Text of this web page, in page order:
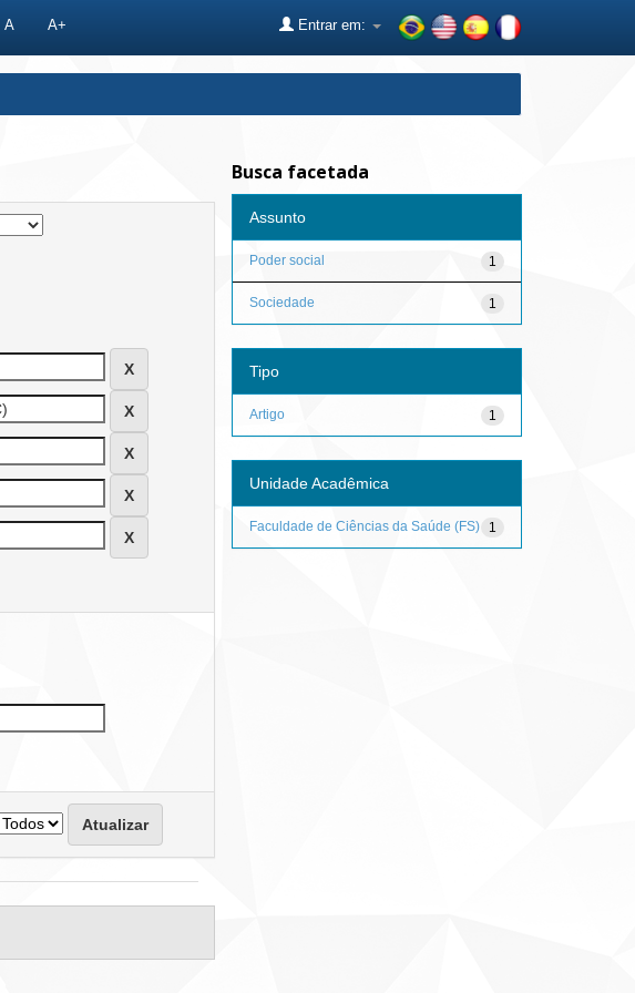
A A+ Entrar em:
Busca facetada
Assunto
1
Poder social
1
Sociedade
Tipo
1
Artigo
Unidade Acadêmica
1
Faculdade de Ciências da Saúde (FS)